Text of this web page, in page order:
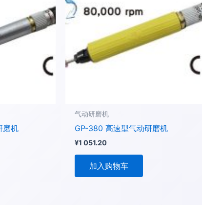
磨机
气动研磨机
GP-380 高速型气动研磨机
¥1 051.20
加入购物车